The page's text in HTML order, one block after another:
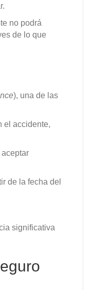
no podrá
de lo que
), una de las
el accidente,
de la fecha del
significativa